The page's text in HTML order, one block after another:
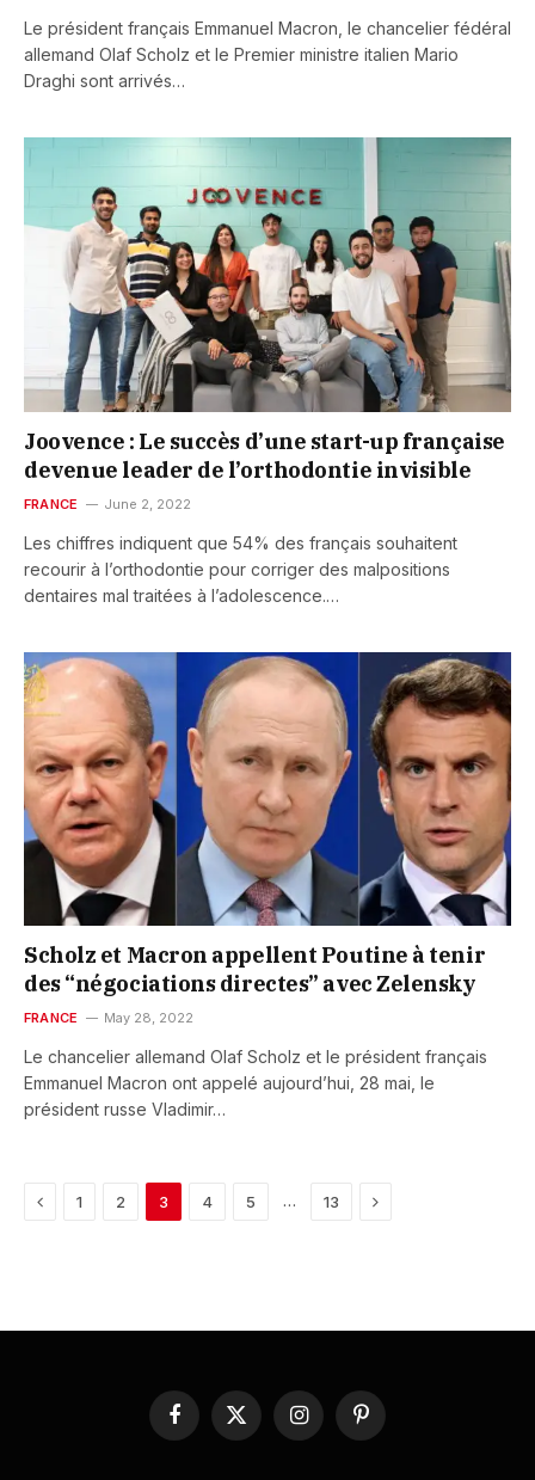
Le président français Emmanuel Macron, le chancelier fédéral
allemand Olaf Scholz et le Premier ministre italien Mario
Draghi sont arrivés…
Joovence : Le succès d’une start-up française
devenue leader de l’orthodontie invisible
FRANCE June 2, 2022
Les chiffres indiquent que 54% des français souhaitent
recourir à l’orthodontie pour corriger des malpositions
dentaires mal traitées à l’adolescence.…
Scholz et Macron appellent Poutine à tenir
des “négociations directes” avec Zelensky
FRANCE May 28, 2022
Le chancelier allemand Olaf Scholz et le président français
Emmanuel Macron ont appelé aujourd’hui, 28 mai, le
président russe Vladimir…
Previous
1 2 3 4 5 … 13 Next
Facebook
X
InstagramPinterest